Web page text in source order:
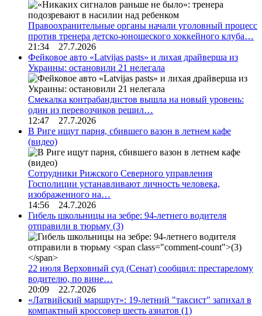
Правоохранительные органы начали уголовный процесс
против тренера детско-юношеского хоккейного клуба…
21:34 27.7.2026
Фейковое авто «Latvijas pasts» и лихая драйверша из
Украины: остановили 21 нелегала
Смекалка контрабандистов вышла на новый уровень:
один из перевозчиков решил…
12:47 27.7.2026
В Риге ищут парня, сбившего вазон в летнем кафе
(видео)
Сотрудники Рижского Северного управления
Госполиции устанавливают личность человека,
изображенного на…
14:56 24.7.2026
Гибель школьницы на зебре: 94-летнего водителя
отправили в тюрьму (3)
22 июля Верховный суд (Сенат) сообщил: престарелому
водителю, по вине…
20:09 22.7.2026
«Латвийский маршрут»: 19-летний "таксист" запихал в
компактный кроссовер шесть азиатов (1)